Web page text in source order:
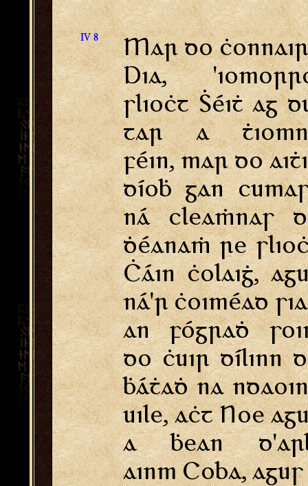
IV 8
Mar do
Dia,
slioċt Ṡéiṫ ag
tar a
féin, mar do
díoḃ gan
ná cleaṁnas
ḋéanaṁ re
Ċáin ċolaiġ,
ná'r ċoiméad
an fógraḋ
do ċuir dílinn
ḃáṫaḋ na
uile, aċt Noe
a ḃean
ainm Coba, agus